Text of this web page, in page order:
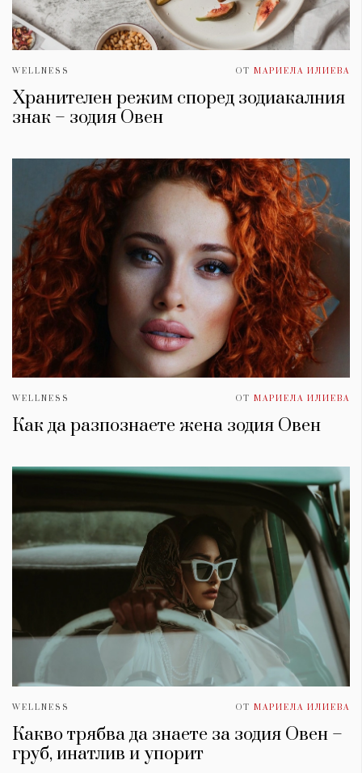
WELLNESS ОТ МАРИЕЛА ИЛИЕВА
Хранителен режим според зодиакалния
знак – зодия Овен
WELLNESS ОТ МАРИЕЛА ИЛИЕВА
Как да разпознаете жена зодия Овен
WELLNESS ОТ МАРИЕЛА ИЛИЕВА
Какво трябва да знаете за зодия Овен –
груб, инатлив и упорит